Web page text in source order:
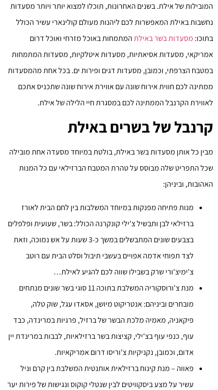
המובילות של אילת. בשנים האחרונות, תוכלו למצוא יותר ויותר מסעדות
נחשבות באילת המאפשרות לכם ליהנות מעולם קולינארי עשיר הכולל
בתוכו: מסעדות בשר באילתהמתמחות באוכל מזרחי ואוכל דרום
אמריקאי, מסעדות אסיאתיות, מסעדות איטלקיות, מסעדות המתמחות
במטבח הצרפתי, וכמובן, מסעדות דגים ופירות ים. בכל אחת מהמסעדות
ממתינה לכם חווית אירוח שונה עם אווירת אירוח שונה שתכניס אתכם
לאווירת הקרנבל הממתינה לכם במסגרת חיי הלילה של אילת.
קרנבל של בשרים באילת
מבין כל אותן מסעדות בשר באילת, בולטת במיוחד מסעדה אחת מובילה
שכל התפריט שלה מבוסס על טהרת המטבח הברזילאי עם כל המנות
האהובות, וביניהן:
מנות פתיחה מפנקות במיוחד המשלבות בין לחם הבית לאורז
ברזילאי לבן ותבשיל צ'ילי קונקרנה הכולל: בשר, שעועית ופלפלים
בצבעים שונים המתבשלים במשך כ-3 שעות על אש נמוכה, וזאת
לצד תפוחי אדמה אפויים בעשבי תיבול וסלט הבית עם רוטב
צ'ימיצ'ורי שרק בשבילו שווה לכם להגיע לאילת…
מנת צ'ורוסקוריה המשלבת בתוכה 11 סוגי בשר שונים מנתחים
מובחרים וביניהם: אנטריקוט מיושן, אסאדו עגל, שוק טלה,
פיקאניה, מאמיה מלכת הבשר של ברזיל, פרגיות במרינדה, כבד
עוף, כנפי עוף בצ'ילי, קציצות בשר ברזילאיות, לבבות במרינדת יין
אדום, וכמובן, נקניקיות צ'וריסו דרום אמריקאיות.
פאווה – מנת קינוח ברזילאית אותנטית המשלבת בין קרם וניל
עשיר על מצע ביסקוויטים לבין שנטלי קוקוס ונגישות של פירות יער